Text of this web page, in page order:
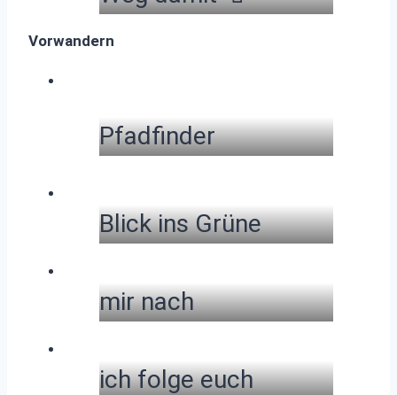
Vorwandern
Pfadfinder
Blick ins Grüne
mir nach
ich folge euch